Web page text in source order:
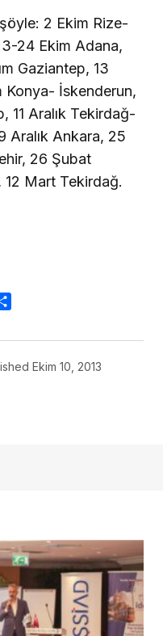
2 Ekim Rize-
24 Ekim Adana,
Gaziantep, 13
Konya- İskenderun,
11 Aralık Tekirdağ-
Aralık Ankara, 25
26 Şubat
12 Mart Tekirdağ.
Ekim 10, 2013